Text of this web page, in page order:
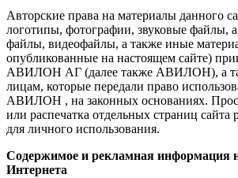
Авторские права на материалы данного
логотипы, фотографии, звуковые файлы,
файлы, видеофайлы, а также иные
опубликованные на настоящем сайте)
АВИЛОН АГ (далее также АВИЛОН), а
лицам, которые передали право
АВИЛОН , на законных основаниях.
или распечатка отдельных страниц сайта
для личного использования.
Содержимое и рекламная информация
Интернета